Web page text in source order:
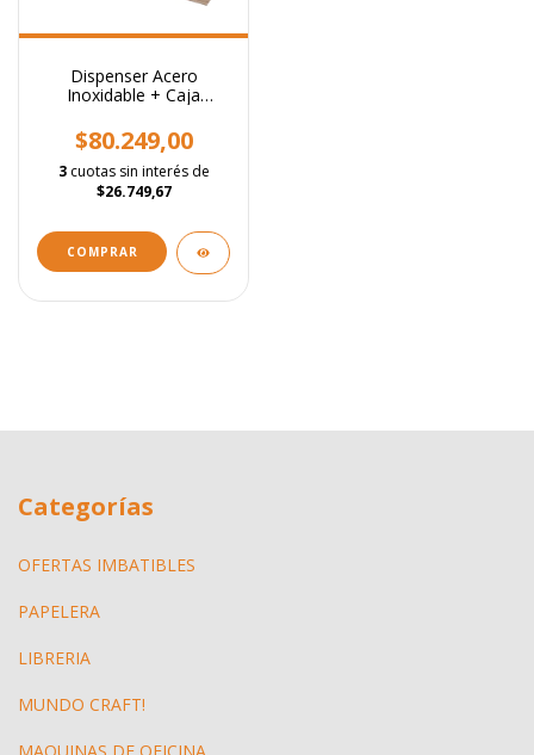
Dispenser Acero
Inoxidable + Caja
Beige
$80.249,00
3 cuotas sin interés de
$26.749,67
Categorías
OFERTAS IMBATIBLES
PAPELERA
LIBRERIA
MUNDO CRAFT!